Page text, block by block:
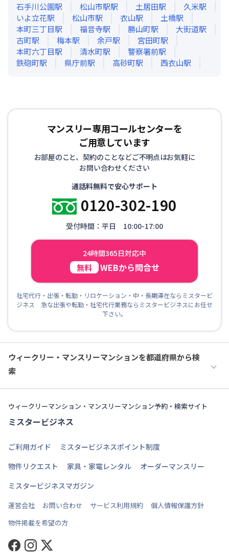
石手川公園駅 松山市駅駅 土居田駅 久米駅
いよ立花駅 松山市駅 衣山駅 土橋駅
本町三丁目駅 福音寺駅 勝山町駅 大街道駅
古町駅 梅本駅 余戸駅 宮田町駅
本町六丁目駅 清水町駅 警察署前駅
鉄砲町駅 県庁前駅 高砂町駅 西衣山駅
マンスリー専用コールセンターを
ご用意しています
お部屋のこと、契約のことなどご不明点はお気軽に
お問い合わせください
通話料無料で安心サポート
0120-302-190
受付時間：平日 10:00-17:00
24時間365日対応中
無料 WEBから問合せ
社宅代行・出張・転勤・リロケーション・中・長期滞在ならミスタービ
ジネス 急な出張や転勤・社宅代行業務ならミスタービジネスにお任せ
下さい。
ウィークリー・マンスリーマンションを都道府県から検
索
ウィークリーマンション・マンスリーマンション予約・検索サイト
ミスタービジネス
ご利用ガイド
ミスタービジネスポイント制度
物件リクエスト
家具・家電レンタル
オーダーマンスリー
ミスタービジネスマガジン
運営会社 お問い合わせ サービス利用規約
個人情報保護方針
物件掲載を希望の方
Facebook
Instagram
Twitter